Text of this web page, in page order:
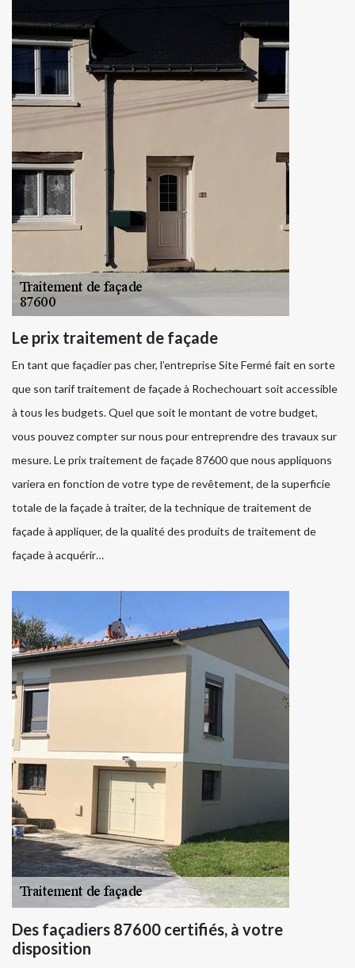
Le prix traitement de façade
En tant que façadier pas cher, l’entreprise Site Fermé fait en sorte
que son tarif traitement de façade à Rochechouart soit accessible
à tous les budgets. Quel que soit le montant de votre budget,
vous pouvez compter sur nous pour entreprendre des travaux sur
mesure. Le prix traitement de façade 87600 que nous appliquons
variera en fonction de votre type de revêtement, de la superficie
totale de la façade à traiter, de la technique de traitement de
façade à appliquer, de la qualité des produits de traitement de
façade à acquérir…
Des façadiers 87600 certifiés, à votre
disposition